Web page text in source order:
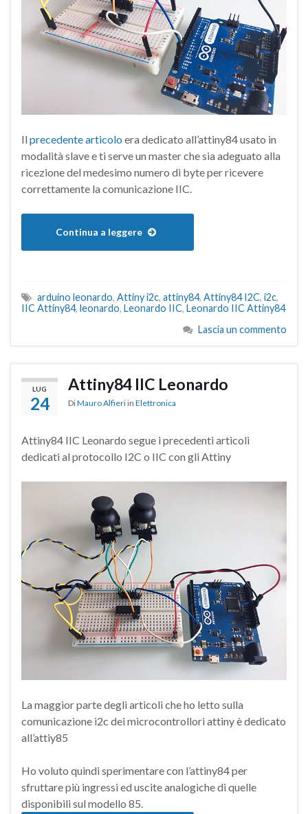
Il precedente articolo era dedicato all’attiny84 usato in
modalità slave e ti serve un master che sia adeguato alla
ricezione del medesimo numero di byte per ricevere
correttamente la comunicazione IIC.
Continua a leggere
arduino leonardo, Attiny i2c, attiny84, Attiny84 I2C, i2c,
IIC Attiny84, leonardo, Leonardo IIC, Leonardo IIC Attiny84
Lascia un commento
LUG
24
Attiny84 IIC Leonardo
DiMauro Alfieri in Elettronica
Attiny84 IIC Leonardo segue i precedenti articoli
dedicati al protocollo I2C o IIC con gli Attiny
La maggior parte degli articoli che ho letto sulla
comunicazione i2c dei microcontrollori attiny è dedicato
all’attiy85
Ho voluto quindi sperimentare con l’attiny84 per
sfruttare più ingressi ed uscite analogiche di quelle
disponibili sul modello 85.